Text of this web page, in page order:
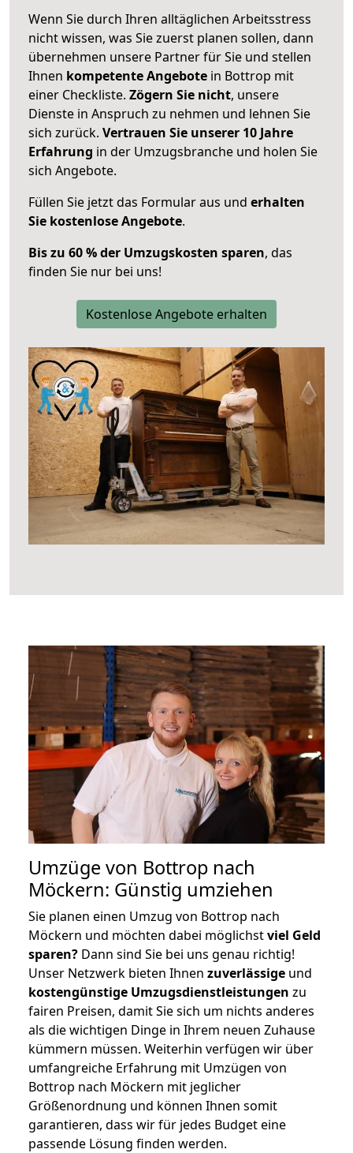
Wenn Sie durch Ihren alltäglichen Arbeitsstress
nicht wissen, was Sie zuerst planen sollen, dann
übernehmen unsere Partner für Sie und stellen
Ihnen kompetente Angebote in Bottrop mit
einer Checkliste. Zögern Sie nicht, unsere
Dienste in Anspruch zu nehmen und lehnen Sie
sich zurück. Vertrauen Sie unserer 10 Jahre
Erfahrung in der Umzugsbranche und holen Sie
sich Angebote.
Füllen Sie jetzt das Formular aus und erhalten
Sie kostenlose Angebote.
Bis zu 60 % der Umzugskosten sparen, das
finden Sie nur bei uns!
Kostenlose Angebote erhalten
Umzüge von Bottrop nach
Möckern: Günstig umziehen
Sie planen einen Umzug von Bottrop nach
Möckern und möchten dabei möglichstviel Geld
sparen? Dann sind Sie bei uns genau richtig!
Unser Netzwerk bieten Ihnen zuverlässige und
kostengünstige Umzugsdienstleistungen zu
fairen Preisen, damit Sie sich um nichts anderes
als die wichtigen Dinge in Ihrem neuen Zuhause
kümmern müssen. Weiterhin verfügen wir über
umfangreiche Erfahrung mit Umzügen von
Bottrop nach Möckern mit jeglicher
Größenordnung und können Ihnen somit
garantieren, dass wir für jedes Budget eine
passende Lösung finden werden.